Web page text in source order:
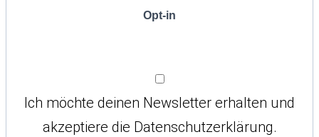
Opt-in
Ich möchte deinen Newsletter erhalten und
akzeptiere die Datenschutzerklärung.